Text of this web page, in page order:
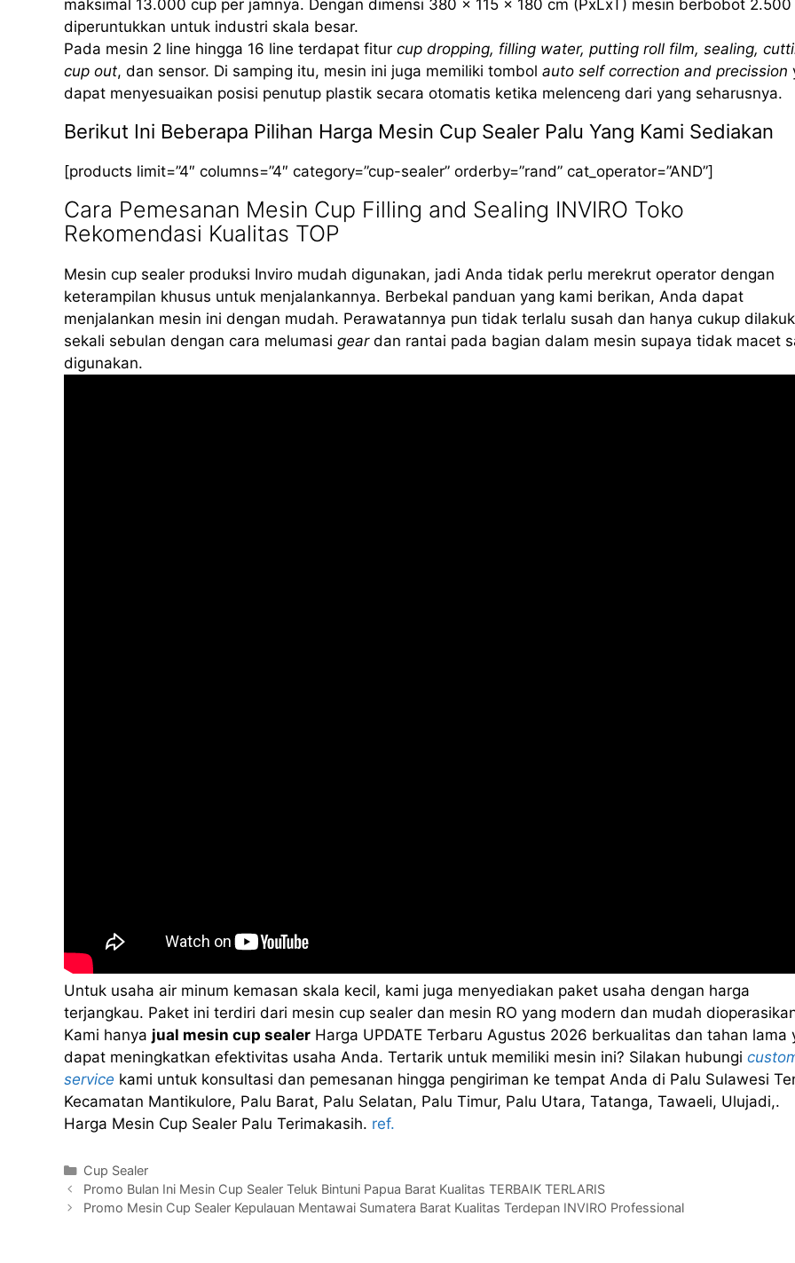
maksimal 13.000 cup per jamnya. Dengan dimensi 380 x 115 x 180 cm (PxLxT) mesin berbobot 2.500
diperuntukkan untuk industri skala besar.
Pada mesin 2 line hingga 16 line terdapat fitur cup dropping, filling water, putting roll film, sealing,
cup out, dan sensor. Di samping itu, mesin ini juga memiliki tombol auto self correction and precission
dapat menyesuaikan posisi penutup plastik secara otomatis ketika melenceng dari yang seharusnya.
Berikut Ini Beberapa Pilihan Harga Mesin Cup Sealer Palu Yang Kami Sediakan
[products limit=”4″ columns=”4″ category=”cup-sealer” orderby=”rand” cat_operator=”AND”]
Cara Pemesanan Mesin Cup Filling and Sealing INVIRO Toko
Rekomendasi Kualitas TOP
Mesin cup sealer produksi Inviro mudah digunakan, jadi Anda tidak perlu merekrut operator dengan
keterampilan khusus untuk menjalankannya. Berbekal panduan yang kami berikan, Anda dapat
menjalankan mesin ini dengan mudah. Perawatannya pun tidak terlalu susah dan hanya cukup
sekali sebulan dengan cara melumasi geardan rantai pada bagian dalam mesin supaya tidak macet
digunakan.
Untuk usaha air minum kemasan skala kecil, kami juga menyediakan paket usaha dengan harga
terjangkau. Paket ini terdiri dari mesin cup sealer dan mesin RO yang modern dan mudah
Kami hanya jual mesin cup sealer Harga UPDATE Terbaru Agustus 2026 berkualitas dan tahan lama
dapat meningkatkan efektivitas usaha Anda. Tertarik untuk memiliki mesin ini? Silakan hubungi
service kami untuk konsultasi dan pemesanan hingga pengiriman ke tempat Anda di Palu Sulawesi
Kecamatan Mantikulore, Palu Barat, Palu Selatan, Palu Timur, Palu Utara, Tatanga, Tawaeli, Ulujadi,.
Harga Mesin Cup Sealer Palu Terimakasih. ref.
Kategori
Cup Sealer
Promo Bulan Ini Mesin Cup Sealer Teluk Bintuni Papua Barat Kualitas TERBAIK TERLARIS
Promo Mesin Cup Sealer Kepulauan Mentawai Sumatera Barat Kualitas Terdepan INVIRO Professional